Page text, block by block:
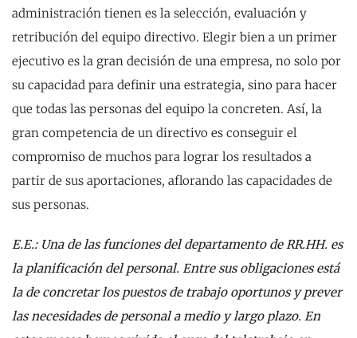
administración tienen es la selección, evaluación y
retribución del equipo directivo. Elegir bien a un primer
ejecutivo es la gran decisión de una empresa, no solo por
su capacidad para definir una estrategia, sino para hacer
que todas las personas del equipo la concreten. Así, la
gran competencia de un directivo es conseguir el
compromiso de muchos para lograr los resultados a
partir de sus aportaciones, aflorando las capacidades de
sus personas.
E.E.: Una de las funciones del departamento de RR.HH. es
la planificación del personal. Entre sus obligaciones está
la de concretar los puestos de trabajo oportunos y prever
las necesidades de personal a medio y largo plazo. En